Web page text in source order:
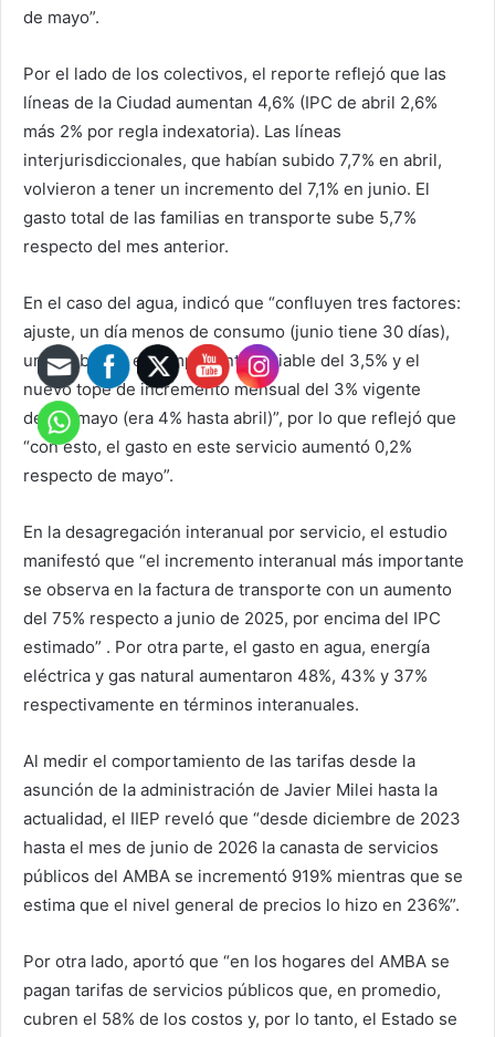
de mayo”.
Por el lado de los colectivos, el reporte reflejó que las
líneas de la Ciudad aumentan 4,6% (IPC de abril 2,6%
más 2% por regla indexatoria). Las líneas
interjurisdiccionales, que habían subido 7,7% en abril,
volvieron a tener un incremento del 7,1% en junio. El
gasto total de las familias en transporte sube 5,7%
respecto del mes anterior.
En el caso del agua, indicó que “confluyen tres factores:
ajuste, un día menos de consumo (junio tiene 30 días),
un cambio en el componente variable del 3,5% y el
nuevo tope de incremento mensual del 3% vigente
desde mayo (era 4% hasta abril)”, por lo que reflejó que
“con esto, el gasto en este servicio aumentó 0,2%
respecto de mayo”.
En la desagregación interanual por servicio, el estudio
manifestó que “el incremento interanual más importante
se observa en la factura de transporte con un aumento
del 75% respecto a junio de 2025, por encima del IPC
estimado” . Por otra parte, el gasto en agua, energía
eléctrica y gas natural aumentaron 48%, 43% y 37%
respectivamente en términos interanuales.
Al medir el comportamiento de las tarifas desde la
asunción de la administración de Javier Milei hasta la
actualidad, el IIEP reveló que “desde diciembre de 2023
hasta el mes de junio de 2026 la canasta de servicios
públicos del AMBA se incrementó 919% mientras que se
estima que el nivel general de precios lo hizo en 236%”.
Por otra lado, aportó que “en los hogares del AMBA se
pagan tarifas de servicios públicos que, en promedio,
cubren el 58% de los costos y, por lo tanto, el Estado se